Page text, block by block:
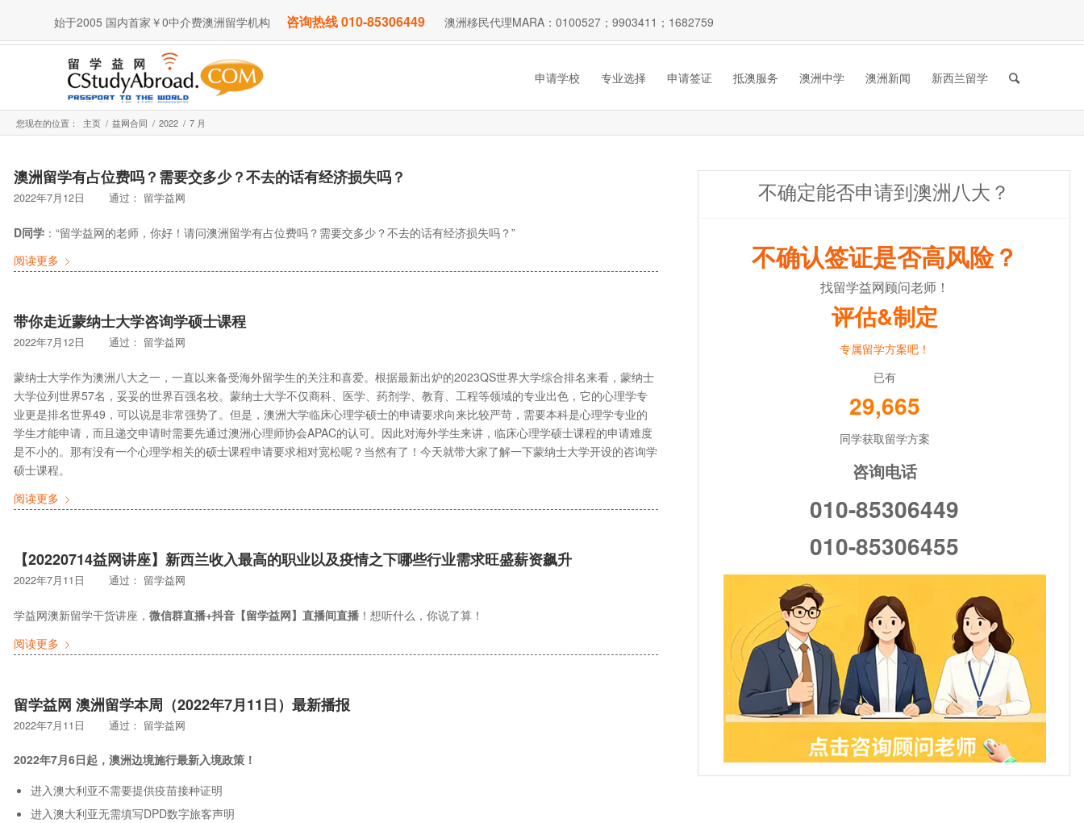
始于2005 国内首家￥0中介费澳洲留学机构 咨询热线 010-85306449 澳洲移民代理MARA：0100527；9903411；1682759
申请学校 专业选择 申请签证 抵澳服务 澳洲中学 澳洲新闻 新西兰留学
您现在的位置： 主页 / 益网合同 / 2022 / 7 月
澳洲留学有占位费吗？需要交多少？不去的话有经济损失吗？
2022年7月12日 通过： 留学益网
D同学 ：“留学益网的老师，你好！请问澳洲留学有占位费吗？需要交多少？不去的话有经济损失吗？”
阅读更多
带你走近蒙纳士大学咨询学硕士课程
2022年7月12日 通过： 留学益网
蒙纳士大学作为澳洲八大之一，一直以来备受海外留学生的关注和喜爱。根据最新出炉的2023QS世界大学综合排名来看，蒙纳士
大学位列世界57名，妥妥的世界百强名校。蒙纳士大学不仅商科、医学、药剂学、教育、工程等领域的专业出色，它的心理学专
业更是排名世界49，可以说是非常强势了。但是，澳洲大学临床心理学硕士的申请要求向来比较严苛，需要本科是心理学专业的
学生才能申请，而且递交申请时需要先通过澳洲心理师协会APAC的认可。因此对海外学生来讲，临床心理学硕士课程的申请难度
是不小的。那有没有一个心理学相关的硕士课程申请要求相对宽松呢？当然有了！今天就带大家了解一下蒙纳士大学开设的咨询学
硕士课程。
阅读更多
【20220714益网讲座】新西兰收入最高的职业以及疫情之下哪些行业需求旺盛薪资飙升
2022年7月11日 通过： 留学益网
学益网澳新留学干货讲座， 微信群直播+抖音【留学益网】直播间直播 ！想听什么，你说了算！
阅读更多
留学益网 澳洲留学本周（2022年7月11日）最新播报
2022年7月11日 通过： 留学益网
2022年7月6日起，澳洲边境施行最新入境政策！
进入澳大利亚不需要提供疫苗接种证明
进入澳大利亚无需填写DPD数字旅客声明
不确定能否申请到澳洲八大？
不确认签证是否高风险？
找留学益网顾问老师！
评估&制定
专属留学方案吧！
已有
29,665
同学获取留学方案
咨询电话
010-85306449
010-85306455